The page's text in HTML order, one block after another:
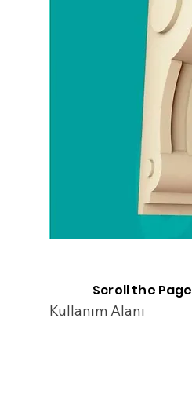
Kullanım Alanı
Scroll the